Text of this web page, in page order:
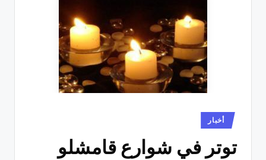
نُشر
في
أخبار
توتر في شوارع قامشلو